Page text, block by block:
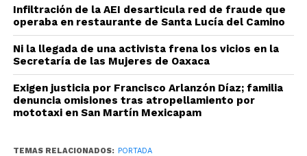
Infiltración de la AEI desarticula red de fraude que
operaba en restaurante de Santa Lucía del Camino
Ni la llegada de una activista frena los vicios en la
Secretaría de las Mujeres de Oaxaca
Exigen justicia por Francisco Arlanzón Díaz; familia
denuncia omisiones tras atropellamiento por
mototaxi en San Martín Mexicapam
TEMAS RELACIONADOS: PORTADA